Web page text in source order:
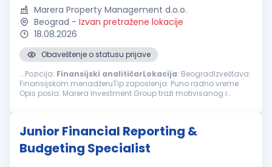
Marera Property Management d.o.o.
Beograd - Izvan pretražene lokacije
18.08.2026
Obaveštenje o statusu prijave
...Pozicija: Finansijski analitičarLokacija: BeogradIzveštava:
Finansijskom menadžeruTip zaposlenja: Puno radno vreme
Opis posla: Marera Investment Group traži motivisanog i
Junior Financial Reporting &
Budgeting Specialist